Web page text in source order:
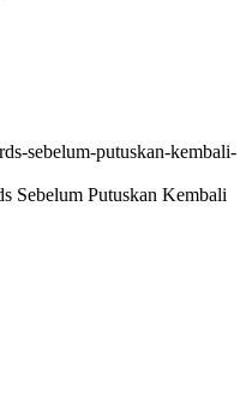
Sebelum Putuskan Kembali